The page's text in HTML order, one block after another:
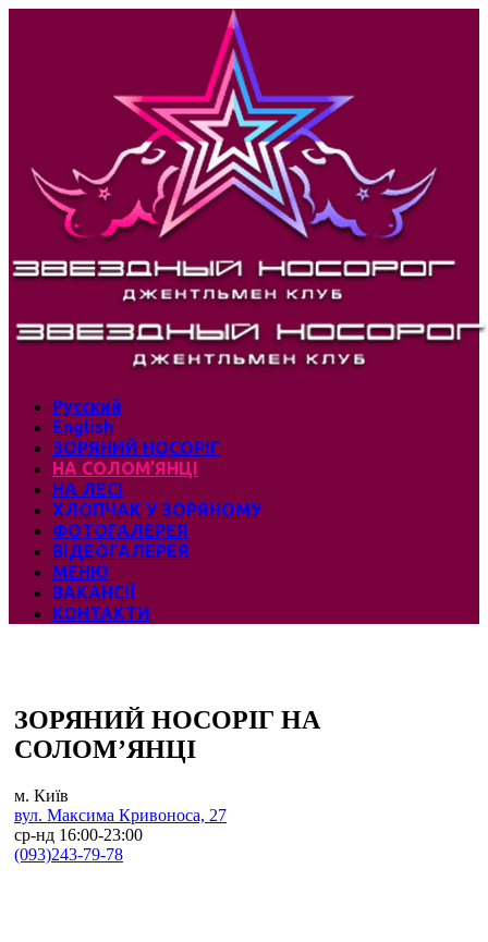
Русский
English
ЗОРЯНИЙ НОСОРІГ
НА СОЛОМ’ЯНЦІ
НА ЛЕСІ
ХЛОПЧАК У ЗОРЯНОМУ
ФОТОГАЛЕРЕЯ
ВІДЕОГАЛЕРЕЯ
МЕНЮ
ВАКАНСІЇ
КОНТАКТИ
ЗОРЯНИЙ НОСОРІГ НА
СОЛОМ’ЯНЦІ
м. Київ
вул. Максима Кривоноса, 27
ср-нд 16:00-23:00
(093)243-79-78